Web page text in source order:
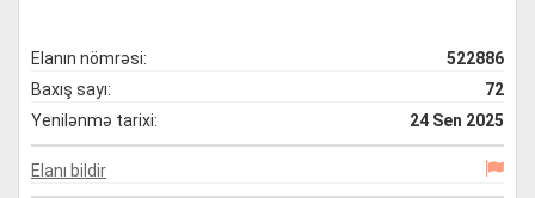
Elanın nömrəsi:
522886
Baxış sayı:
72
Yenilənmə tarixi:
24 Sen 2025
Elanı bildir